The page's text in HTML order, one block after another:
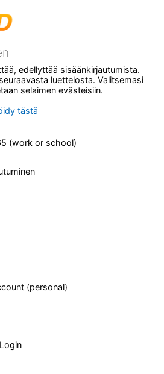
edellyttää sisäänkirjautumista.
luettelosta. Valitsemasi
selaimen evästeisiin.
tästä
(work or school)
(personal)